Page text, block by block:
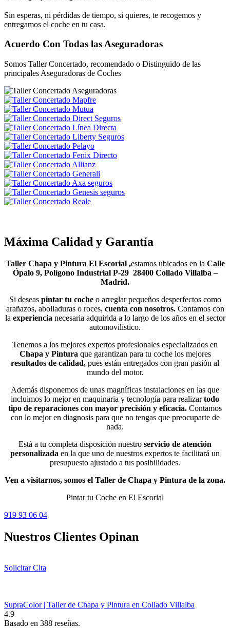
Sin esperas, ni pérdidas de tiempo, si quieres, te recogemos y
entregamos el coche en tu casa.
Acuerdo Con Todas las Aseguradoras
Somos Taller Concertado, recomendado o Distinguido de las
principales Aseguradoras de Coches
Máxima Calidad y Garantía
Taller Chapa y Pintura El Escorial ,estamos ubicados en la Calle
Ópalo 9, Polígono Industrial P-29 28400 Collado Villalba –
Madrid.
Si deseas pintar tu cocheo arreglar pequeños desperfectos como
arañazos, abolladuras o roces, cuenta con nosotros. Contamos con
la experiencia necesaria adquirida a lo largo de los años en el sector
automovilístico.
Tenemos a los mejores expertos profesionales especializados en
Chapa y Pintura que garantizan para tu coche los mejores
resultados de calidad, pues están entregados con gran pasión al
mundo del motor.
Además disponemos de unas magníficas instalaciones en las que
incluimos lo mejor en maquinaria y tecnología para realizartodo
tipo de reparaciones con mayor precisión y eficacia. Contamos
con lo mejor en diagnosis para que no tengas que preocuparte de
nada.
Está a tu completa disposición nuestro servicio de atención
personalizada en la que uno de nuestros expertos te facilitará un
presupuesto ajustado a tus posibilidades.
Ven a visitarnos, somos el Taller de Chapa y Pintura de la zona.
Pintar tu Coche en El Escorial
919 93 06 04
Nuestros Clientes Opinan
Solicitar Cita
SupraColor | Taller de Chapa y Pintura en Collado Villalba
4.9
Basado en 388 reseñas.